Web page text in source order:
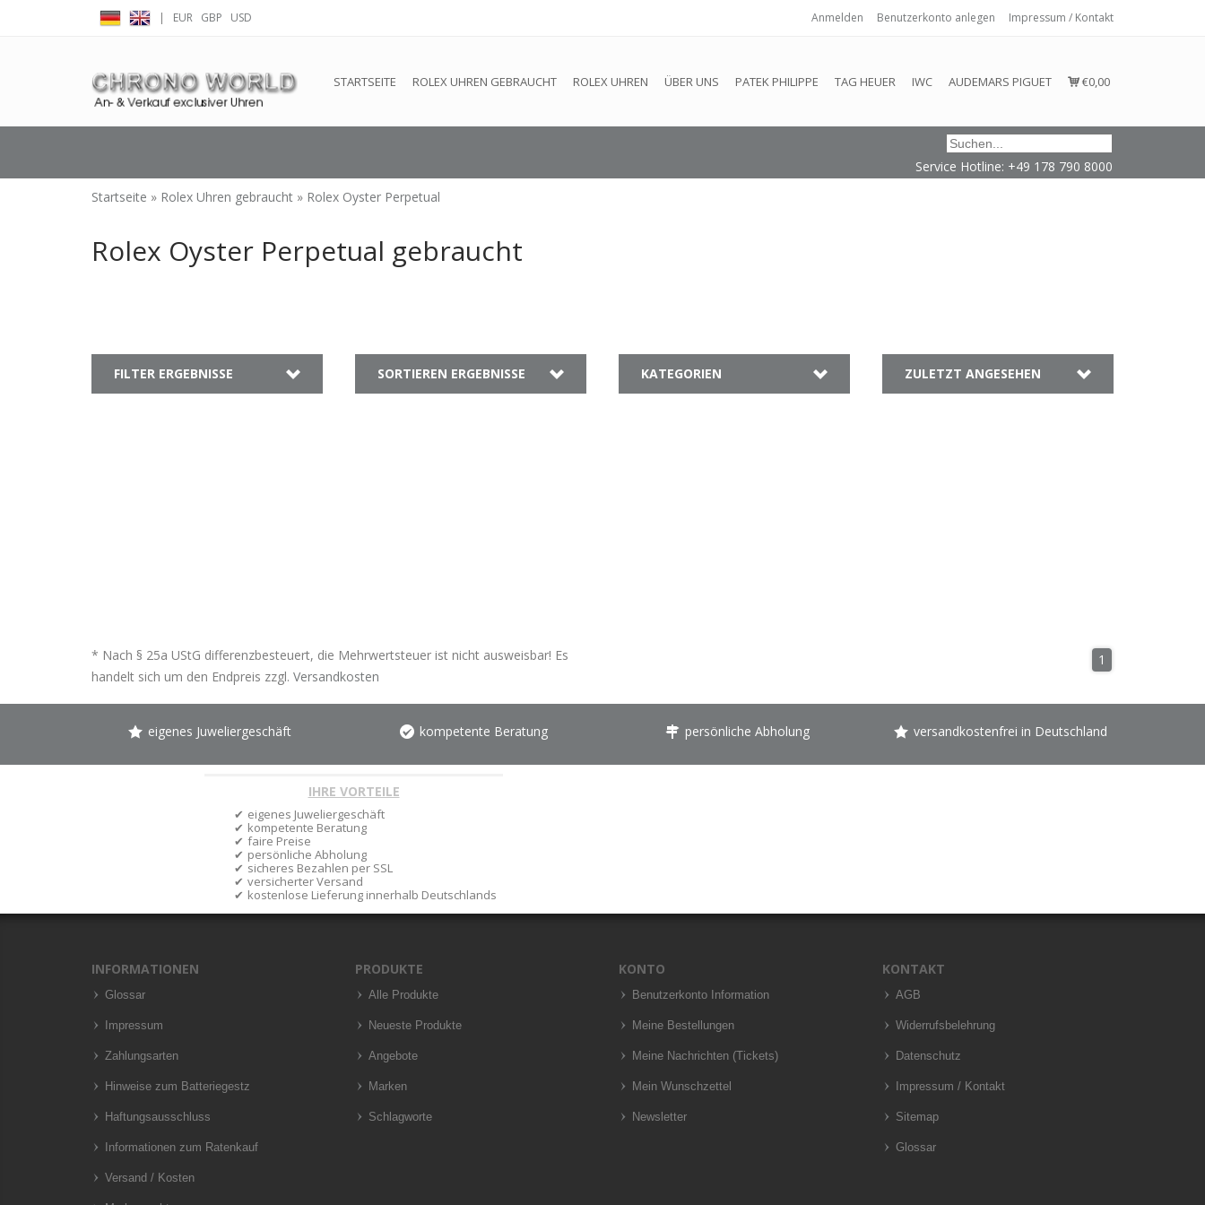
| EUR GBP USD Anmelden Benutzerkonto anlegen Impressum / Kontakt
STARTSEITE ROLEX UHREN GEBRAUCHT ROLEX UHREN ÜBER UNS PATEK PHILIPPE TAG HEUER IWC AUDEMARS PIGUET €0,00
Service Hotline: +49 178 790 8000
Startseite » Rolex Uhren gebraucht » Rolex Oyster Perpetual
Rolex Oyster Perpetual gebraucht
FILTER ERGEBNISSE SORTIEREN ERGEBNISSE KATEGORIEN ZULETZT ANGESEHEN
* Nach § 25a UStG differenzbesteuert, die Mehrwertsteuer ist nicht ausweisbar! Es
handelt sich um den Endpreis zzgl. Versandkosten
1
eigenes Juweliergeschäft kompetente Beratung persönliche Abholung versandkostenfrei in Deutschland
IHRE VORTEILE
eigenes Juweliergeschäft
kompetente Beratung
faire Preise
persönliche Abholung
sicheres Bezahlen per SSL
versicherter Versand
kostenlose Lieferung innerhalb Deutschlands
INFORMATIONEN
Glossar
Impressum
Zahlungsarten
Hinweise zum Batteriegestz
Haftungsausschluss
Informationen zum Ratenkauf
Versand / Kosten
PRODUKTE
Alle Produkte
Neueste Produkte
Angebote
Marken
Schlagworte
KONTO
Benutzerkonto Information
Meine Bestellungen
Meine Nachrichten (Tickets)
Mein Wunschzettel
Newsletter
KONTAKT
AGB
Widerrufsbelehrung
Datenschutz
Impressum / Kontakt
Sitemap
Glossar
← Zurück zum Backoffice Dieser Shop befindet sich im Aufbau. Eventuell können nicht alle Bestellungen eingehalten oder erfüllt werden.